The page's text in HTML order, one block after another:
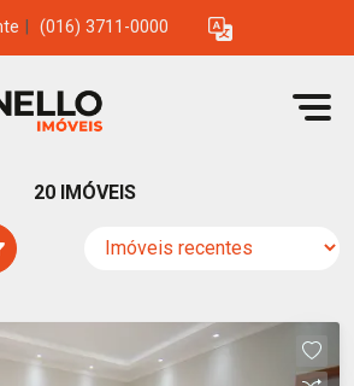
(016) 3711-0000
20 IMÓVEIS